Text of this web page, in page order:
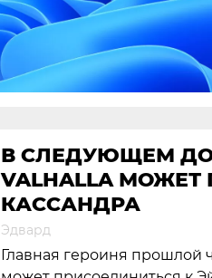
В СЛЕДУЮЩЕМ
VALHALLA
КАССАНДРА
Эдвард
Главная героиня прошлой